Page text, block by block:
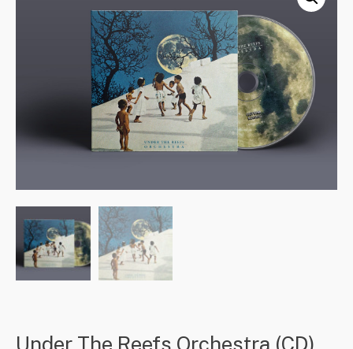
Under The Reefs Orchestra (CD)